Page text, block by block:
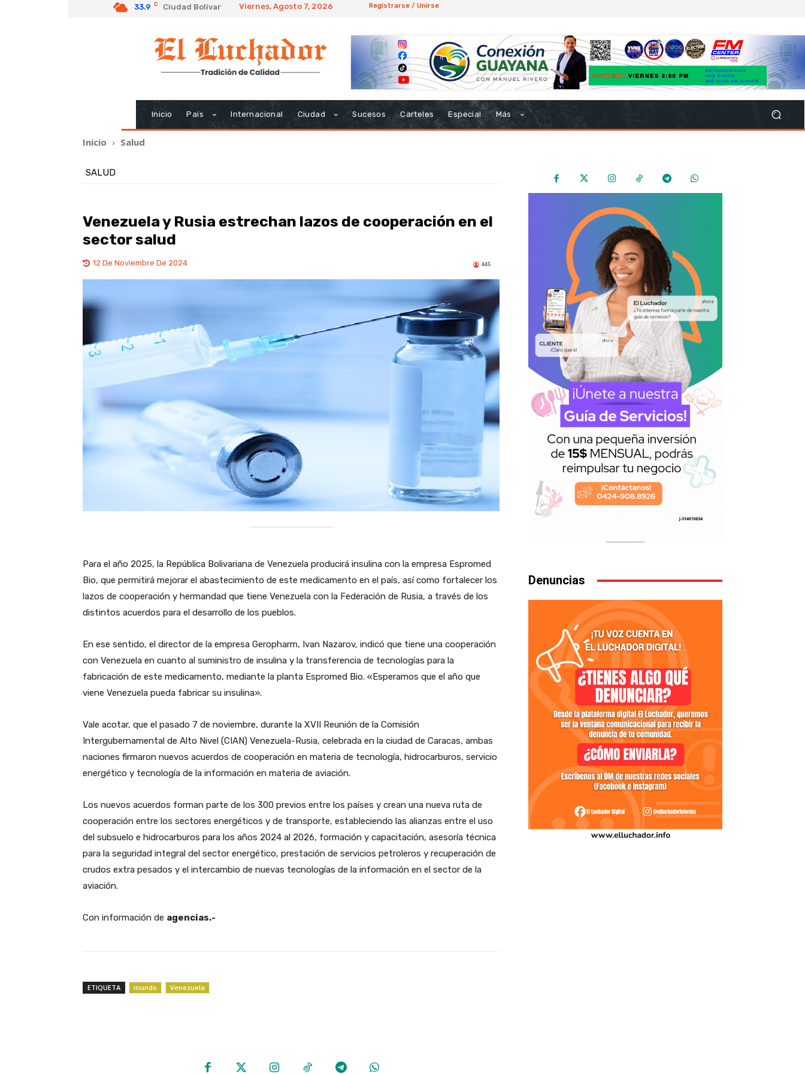
33.9 C Ciudad Bolivar Viernes, Agosto 7, 2026 Registrarse / Unirse
Inicio País Internacional Ciudad Sucesos Carteles Especial Más
Inicio Salud
SALUD
Venezuela y Rusia estrechan lazos de cooperación en el
sector salud
12 De Noviembre De 2024 445
Para el año 2025, la República Bolivariana de Venezuela producirá insulina con la empresa Espromed
Bio, que permitirá mejorar el abastecimiento de este medicamento en el país, así como fortalecer los
lazos de cooperación y hermandad que tiene Venezuela con la Federación de Rusia, a través de los
distintos acuerdos para el desarrollo de los pueblos.
En ese sentido, el director de la empresa Geropharm, Ivan Nazarov, indicó que tiene una cooperación
con Venezuela en cuanto al suministro de insulina y la transferencia de tecnologías para la
fabricación de este medicamento, mediante la planta Espromed Bio. «Esperamos que el año que
viene Venezuela pueda fabricar su insulina».
Vale acotar, que el pasado 7 de noviembre, durante la XVII Reunión de la Comisión
Intergubernamental de Alto Nivel (CIAN) Venezuela-Rusia, celebrada en la ciudad de Caracas, ambas
naciones firmaron nuevos acuerdos de cooperación en materia de tecnología, hidrocarburos, servicio
energético y tecnología de la información en materia de aviación.
Los nuevos acuerdos forman parte de los 300 previos entre los países y crean una nueva ruta de
cooperación entre los sectores energéticos y de transporte, estableciendo las alianzas entre el uso
del subsuelo e hidrocarburos para los años 2024 al 2026, formación y capacitación, asesoría técnica
para la seguridad integral del sector energético, prestación de servicios petroleros y recuperación de
crudos extra pesados y el intercambio de nuevas tecnologías de la información en el sector de la
aviación.
Con información de agencias.-
ETIQUETA mundo Venezuela
Denuncias